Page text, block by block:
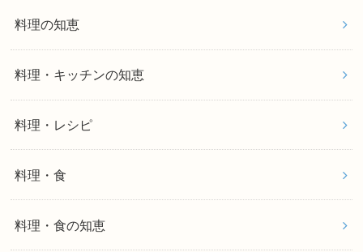
料理の知恵
料理・キッチンの知恵
料理・レシピ
料理・食
料理・食の知恵